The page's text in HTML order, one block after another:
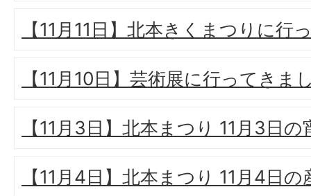
【11月11日】北本きくまつりに行
【11月10日】芸術展に行ってきま
【11月3日】北本まつり 11月3日
【11月4日】北本まつり 11月4日